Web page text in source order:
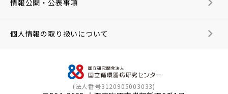
(法人番号3120905003033)
情報公開・公表事項
個人情報の取り扱いについて